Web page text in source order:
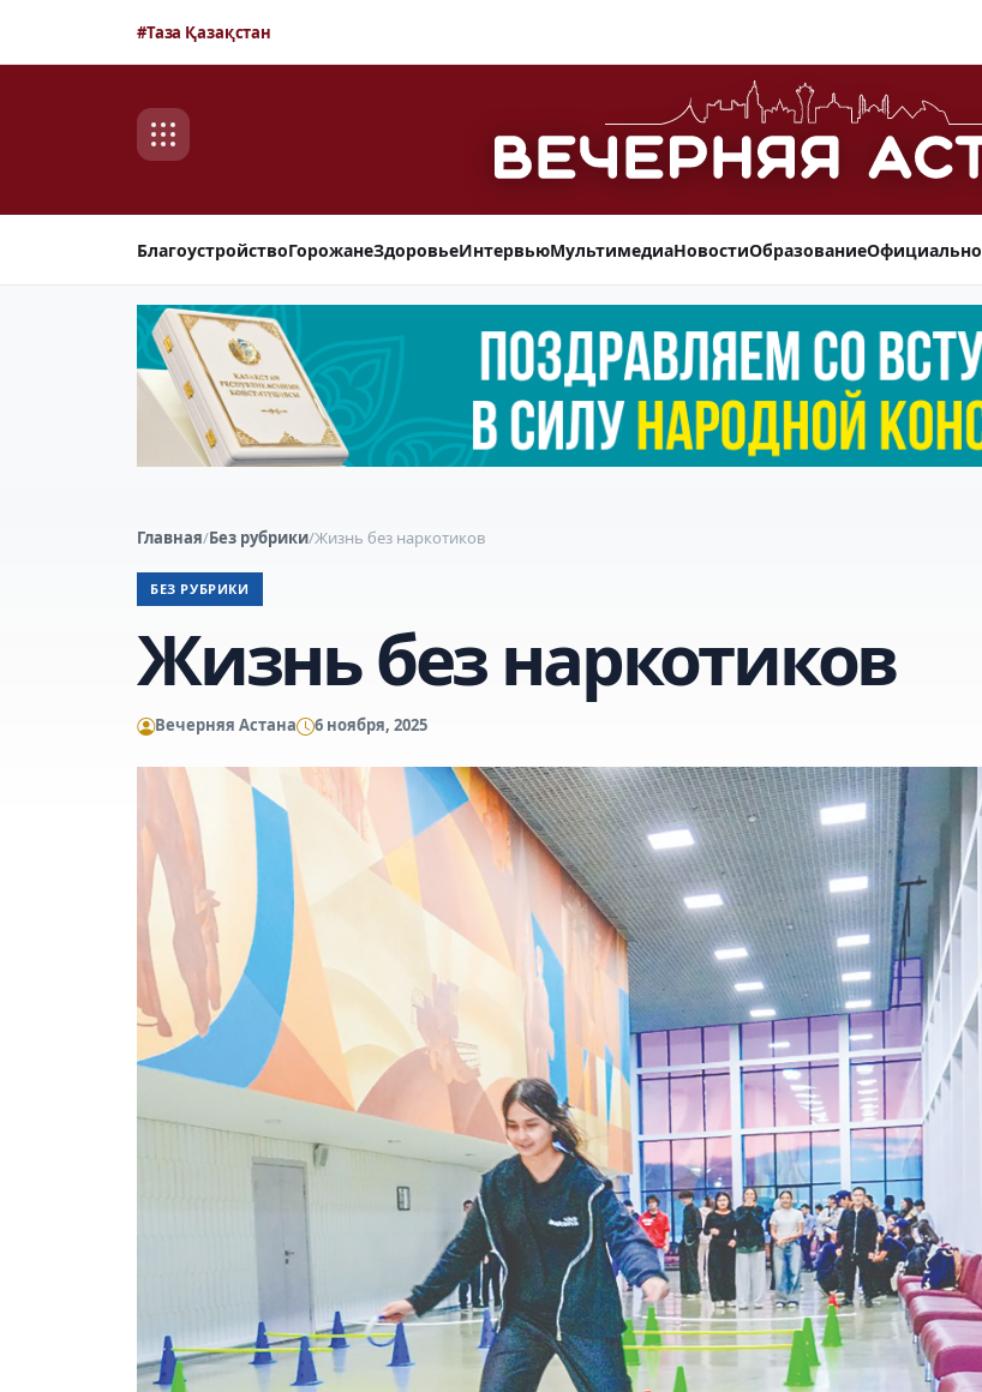
#Таза Қазақстан
БлагоустройствоГорожанеЗдоровьеИнтервьюМультимедиаНовостиОбразованиеОфициально
Главная/Без рубрики/Жизнь без наркотиков
БЕЗ РУБРИКИ
Жизнь без наркотиков
Вечерняя Астана 6 ноября, 2025